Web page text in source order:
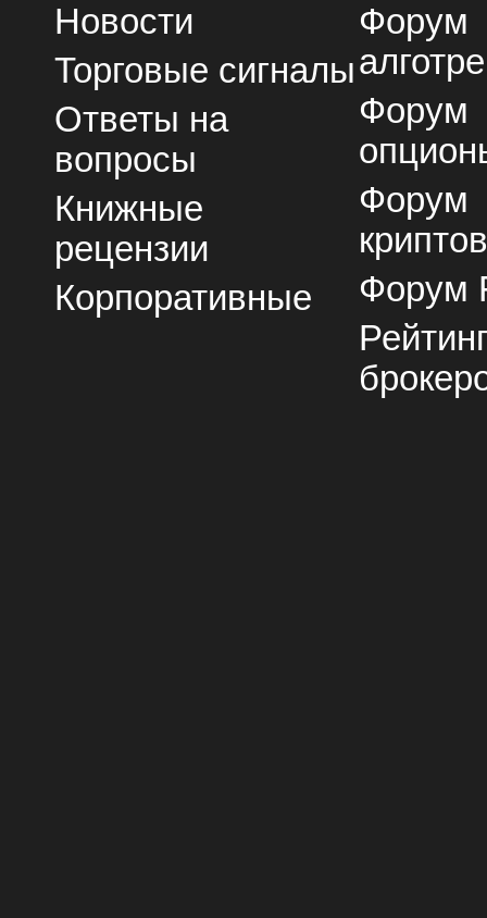
Новости
Торговые сигналы
Ответы на
вопросы
Книжные
рецензии
Корпоративные
Форум
Форум
Форум
Форум